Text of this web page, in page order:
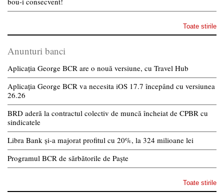
Toate stirile
Anunturi banci
Aplicația George BCR are o nouă versiune, cu Travel Hub
Aplicația George BCR va necesita iOS 17.7 începând cu versiunea
26.26
BRD aderă la contractul colectiv de muncă încheiat de CPBR cu
sindicatele
Libra Bank și-a majorat profitul cu 20%, la 324 milioane lei
Programul BCR de sărbătorile de Paște
Toate stirile